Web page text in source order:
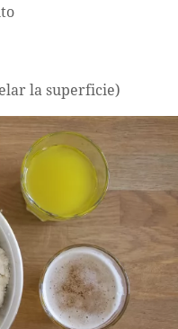
la superficie)